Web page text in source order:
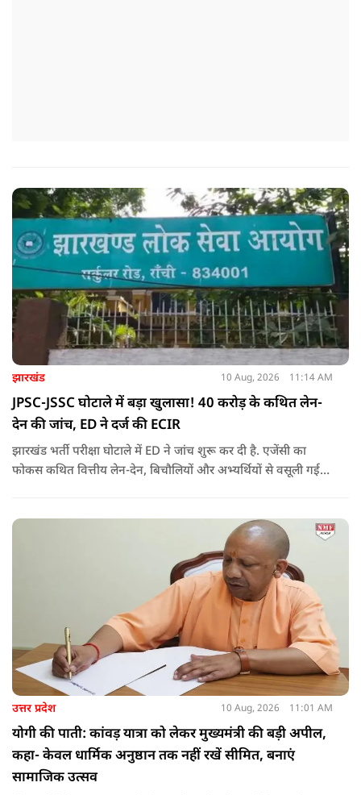
झारखंड 10 Aug, 2026 11:14 AM
JPSC-JSSC घोटाले में बड़ा खुलासा! 40 करोड़ के कथित लेन-
देन की जांच, ED ने दर्ज की ECIR
झारखंड भर्ती परीक्षा घोटाले में ED ने जांच शुरू कर दी है. एजेंसी का
फोकस कथित वित्तीय लेन-देन, बिचौलियों और अभ्यर्थियों से वसूली गई
उत्तर प्रदेश 10 Aug, 2026 11:01 AM
योगी की पाती: कांवड़ यात्रा को लेकर मुख्यमंत्री की बड़ी अपील,
कहा- केवल धार्मिक अनुष्ठान तक नहीं रखें सीमित, बनाएं
सामाजिक उत्सव